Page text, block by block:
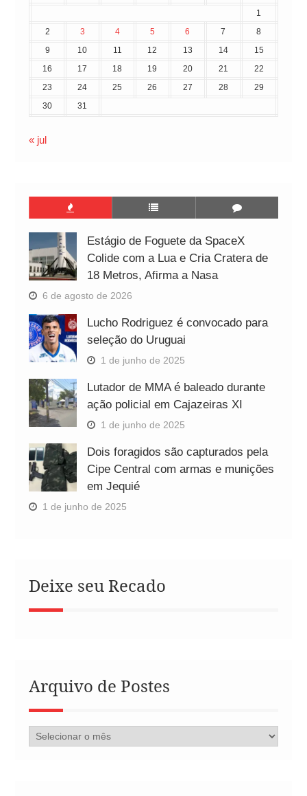
1
2
3 4 5 6 7
8
9
10 11 12 13 14
15
16
17 18 19 20 21
22
23
24 25 26 27 28
29
30
31
« jul
Estágio de Foguete da SpaceX
Colide com a Lua e Cria Cratera de
18 Metros, Afirma a Nasa
6 de agosto de 2026
Lucho Rodriguez é convocado para
seleção do Uruguai
1 de junho de 2025
Lutador de MMA é baleado durante
ação policial em Cajazeiras XI
1 de junho de 2025
Dois foragidos são capturados pela
Cipe Central com armas e munições
em Jequié
1 de junho de 2025
Deixe seu Recado
Arquivo de Postes
Arquivo
de